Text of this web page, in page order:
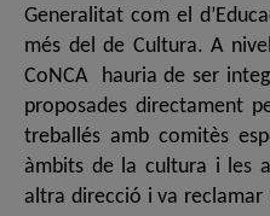
Generalitat com el
més del de Cultura. A
CoNCA hauria de ser
proposades directament
treballés amb comitès
àmbits de la cultura i les
altra direcció i va reclamar